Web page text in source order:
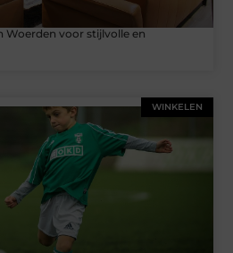
voor stijlvolle en
WINKELEN